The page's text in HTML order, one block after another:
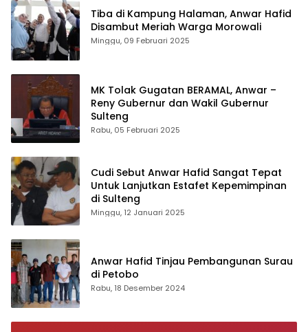
Tiba di Kampung Halaman, Anwar Hafid
Disambut Meriah Warga Morowali
Minggu, 09 Februari 2025
MK Tolak Gugatan BERAMAL, Anwar –
Reny Gubernur dan Wakil Gubernur
Sulteng
Rabu, 05 Februari 2025
Cudi Sebut Anwar Hafid Sangat Tepat
Untuk Lanjutkan Estafet Kepemimpinan
di Sulteng
Minggu, 12 Januari 2025
Anwar Hafid Tinjau Pembangunan Surau
di Petobo
Rabu, 18 Desember 2024